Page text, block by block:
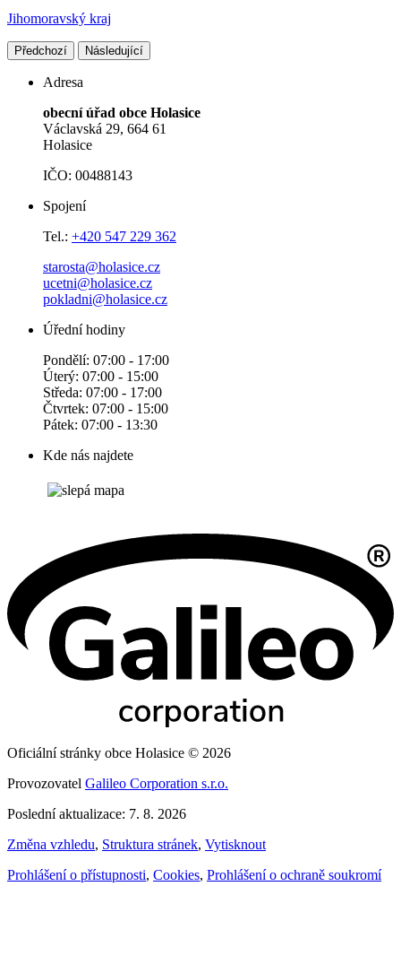
Jihomoravský kraj
Předchozí Následující
Adresa
obecní úřad obce Holasice
Václavská 29, 664 61
Holasice
IČO: 00488143
Spojení
Tel.: +420 547 229 362
starosta@holasice.cz
ucetni@holasice.cz
pokladni@holasice.cz
Úřední hodiny
Pondělí: 07:00 - 17:00
Úterý: 07:00 - 15:00
Středa: 07:00 - 17:00
Čtvrtek: 07:00 - 15:00
Pátek: 07:00 - 13:30
Kde nás najdete
Oficiální stránky obce Holasice © 2026
Provozovatel Galileo Corporation s.r.o.
Poslední aktualizace: 7. 8. 2026
Změna vzhledu, Struktura stránek, Vytisknout
Prohlášení o přístupnosti, Cookies, Prohlášení o ochraně soukromí